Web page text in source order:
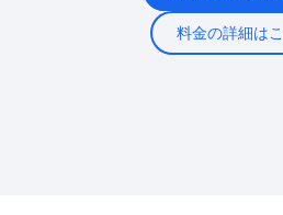
料金の詳細は